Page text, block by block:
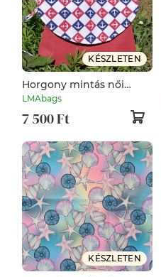
KÉSZLETEN
Horgony mintás női
hátizsák
LMAbags
7 500 Ft
KÉSZLETEN